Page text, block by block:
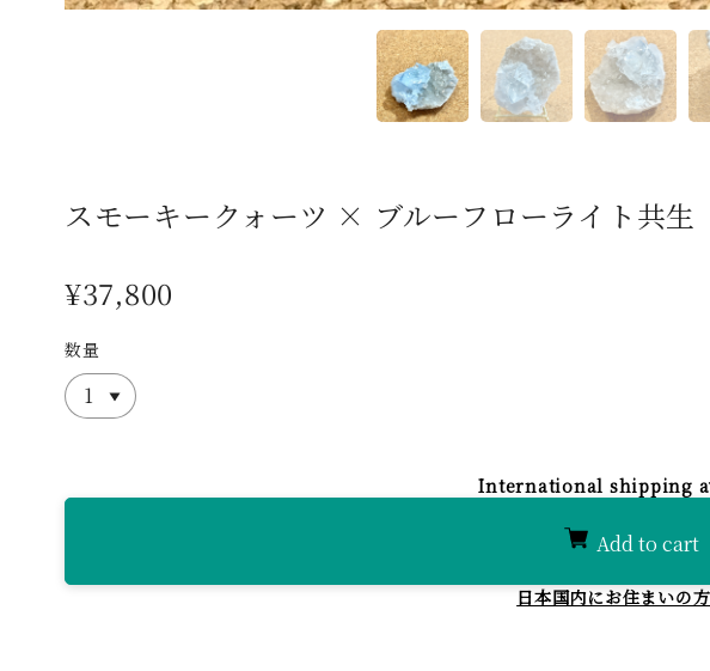
スモーキークォーツ × ブルーフローライト共生
¥37,800
数量
International shipping
Add to cart
日本国内にお住まいの